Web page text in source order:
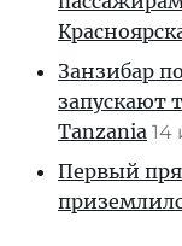
Занзибар
запускают
Tanzania 14
Первый